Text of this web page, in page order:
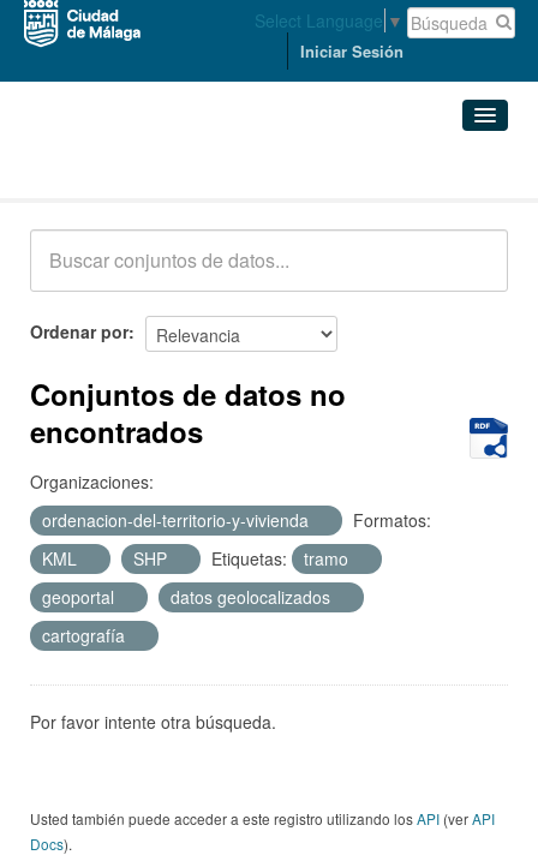
Select Language ▼
Iniciar Sesión
Acerca de
Ordenar por
Conjuntos de datos no
encontrados
Organizaciones:
ordenacion-del-territorio-y-vivienda
Formatos:
KML
SHP Etiquetas:
tramo
geoportal
datos geolocalizados
cartografía
Por favor intente otra búsqueda.
Usted también puede acceder a este registro utilizando losAPI (verAPI
Docs).